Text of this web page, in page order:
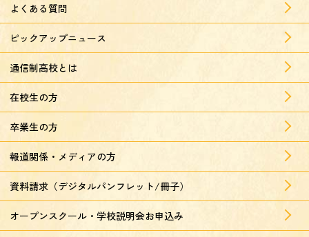
よくある質問
ピックアップニュース
通信制高校とは
在校生の方
卒業生の方
報道関係・メディアの方
資料請求（デジタルパンフレット/冊子）
オープンスクール・学校説明会お申込み